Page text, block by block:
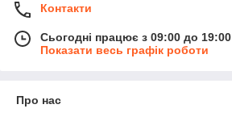
Контакти
Сьогодні працює з 09:00 до 19:00
Показати весь графік роботи
Про нас